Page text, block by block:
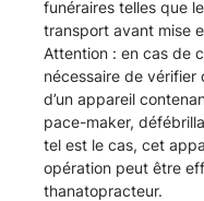
de
SUR
SEINE
funéraires telles que
transport avant mise
Attention : en cas de
nécessaire de vérifier
d’un appareil
pace-maker,
tel est le cas, cet
opération peut être
thanatopracteur.